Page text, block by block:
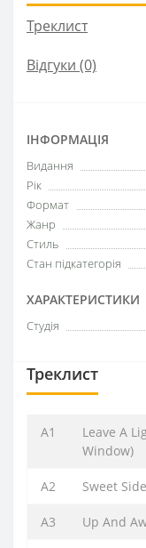
Треклист
Відгуки (0)
ІНФОРМАЦІЯ
Видання
Рік
Формат
Жанр
Стиль
Стан підкатегорія
ХАРАКТЕРИСТИКИ
Студія
Треклист
A1
Leave A
Window)
A2 Sweet Side
A3 Up And